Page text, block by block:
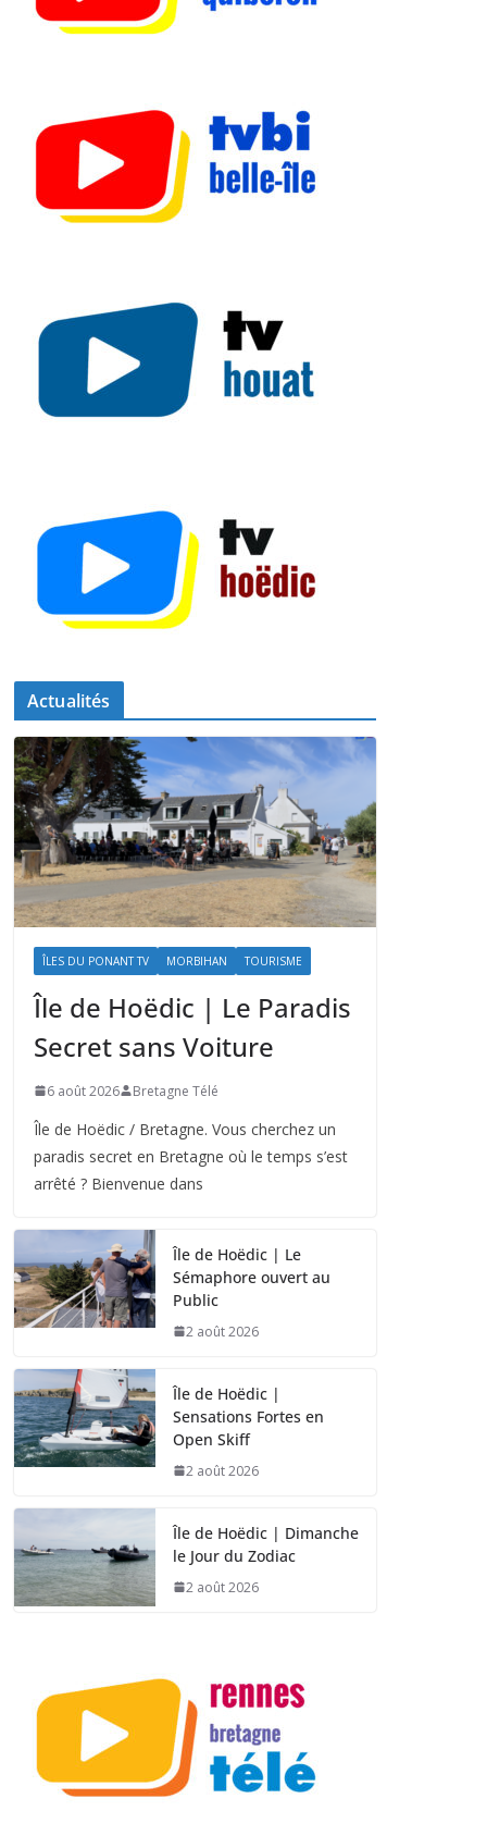
Actualités
ÎLES DU PONANT TV MORBIHAN TOURISME
Île de Hoëdic | Le Paradis
Secret sans Voiture
6 août 2026 Bretagne Télé
Île de Hoëdic / Bretagne. Vous cherchez un
paradis secret en Bretagne où le temps s’est
arrêté ? Bienvenue dans
Île de Hoëdic | Le
Sémaphore ouvert au
Public
2 août 2026
Île de Hoëdic |
Sensations Fortes en
Open Skiff
2 août 2026
Île de Hoëdic | Dimanche
le Jour du Zodiac
2 août 2026